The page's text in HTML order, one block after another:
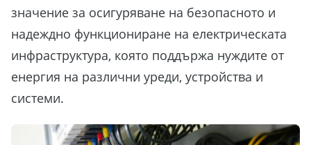
значение за осигуряване на безопасното и
надеждно функциониране на електрическата
инфраструктура, която поддържа нуждите от
енергия на различни уреди, устройства и
системи.